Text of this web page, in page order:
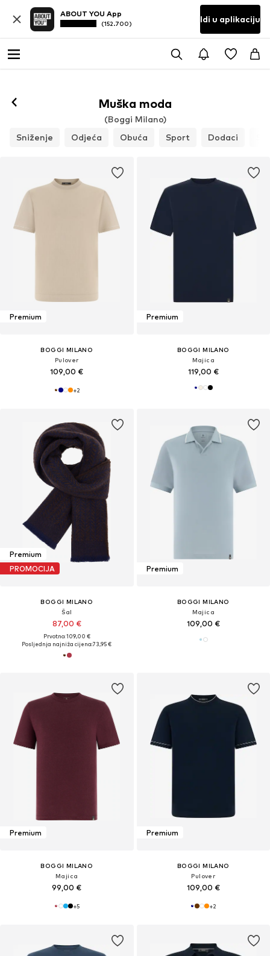
ABOUT YOU App
(152.700) Idi u aplikaciju
Muška moda
(Boggi Milano)
Sniženje
Odjeća Obuća Sport Dodaci
Premium
BOGGI MILANO
Pulover
109,00 €
+2
Premium
BOGGI MILANO
Majica
119,00 €
Premium
PROMOCIJA
BOGGI MILANO
Šal
87,00 €
Prvotno: 109,00 €
Posljednja najniža cijena:73,95 €
Premium
BOGGI MILANO
Majica
109,00 €
Premium
BOGGI MILANO
Majica
99,00 €
+5
Premium
BOGGI MILANO
Pulover
109,00 €
+2